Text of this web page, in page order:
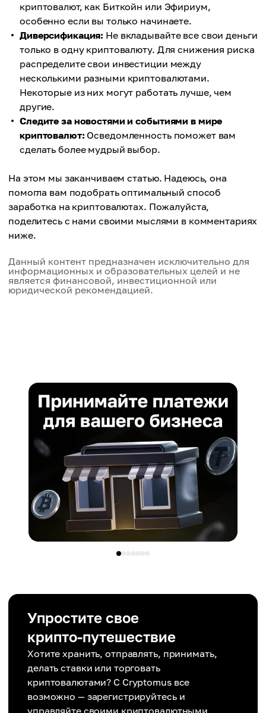
криптовалют, как Биткойн или Эфириум,
особенно если вы только начинаете.
Диверсификация: Не вкладывайте все свои деньги
только в одну криптовалюту. Для снижения риска
распределите свои инвестиции между
несколькими разными криптовалютами.
Некоторые из них могут работать лучше, чем
другие.
Следите за новостями и событиями в мире
криптовалют: Осведомленность поможет вам
сделать более мудрый выбор.
На этом мы заканчиваем статью. Надеюсь, она
помогла вам подобрать оптимальный способ
заработка на криптовалютах. Пожалуйста,
поделитесь с нами своими мыслями в комментариях
ниже.
Данный контент предназначен исключительно для
информационных и образовательных целей и не
является финансовой, инвестиционной или
юридической рекомендацией.
Упростите свое
крипто-путешествие
Хотите хранить, отправлять, принимать,
делать ставки или торговать
криптовалютами? С Cryptomus все
возможно — зарегистрируйтесь и